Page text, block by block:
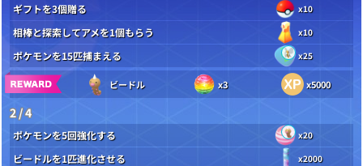
ギフトを3個贈る x10
相棒と探索してアメを1個もらう x10
ポケモンを15匹捕まえる x25
ビードル x3 x5000
2 / 4
ポケモンを5回強化する x20
ビードルを1匹進化させる x2000